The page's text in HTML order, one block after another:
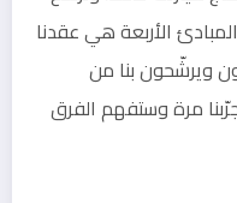
الأربعة هي عقدنا
ويرشّحون بنا من
مرة وستفهم الفرق